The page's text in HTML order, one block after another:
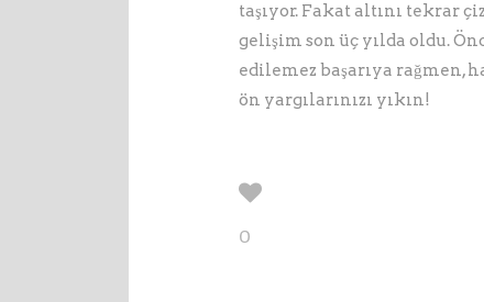
taşıyor. Fakat altını tekrar
gelişim son üç yılda oldu.
edilemez başarıya rağmen,
ön yargılarınızı yıkın!
0